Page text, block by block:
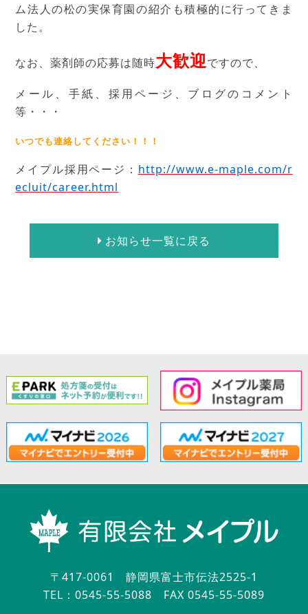
ム法人の松の実保育園の紹介も積極的に行ってきま
した。
なお、薬剤師の応募は随時大歓迎ですので、
メール、手紙、採用ページ、ブログのコメント
等・・・
いつでも連絡してください！！！
メイプル採用ページ： http://www.e-maple.com/r
ecluit/career.html
お知らせ一覧に戻る
〒417-0061 静岡県富士市伝法2525-1
TEL：0545-55-5088 FAX 0545-55-5089